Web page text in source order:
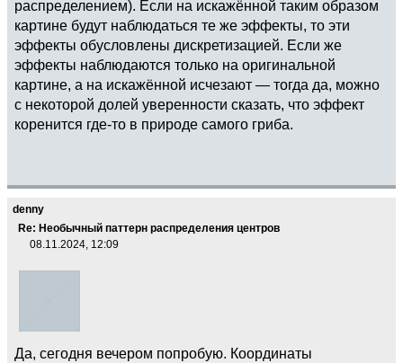
распределением). Если на искажённой таким образом
картине будут наблюдаться те же эффекты, то эти
эффекты обусловлены дискретизацией. Если же
эффекты наблюдаются только на оригинальной
картине, а на искажённой исчезают — тогда да, можно
с некоторой долей уверенности сказать, что эффект
коренится где-то в природе самого гриба.
denny
Re: Необычный паттерн распределения центров
08.11.2024, 12:09
Да, сегодня вечером попробую. Координаты